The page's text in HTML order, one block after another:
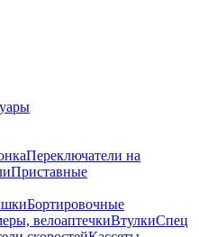
Переключатели на
Приставные
Бортировочные
велоаптечкиВтулкиСпец